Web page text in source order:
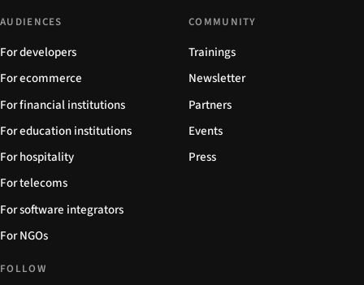
AUDIENCES
For developers
For ecommerce
For financial institutions
For education institutions
For hospitality
For telecoms
For software integrators
For NGOs
COMMUNITY
Trainings
Newsletter
Partners
Events
Press
FOLLOW